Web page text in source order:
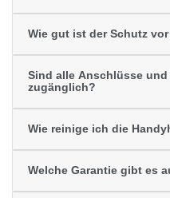
Wie gut ist der Schutz
Sind alle Anschlüsse und
zugänglich?
Wie reinige ich die
Welche Garantie gibt es